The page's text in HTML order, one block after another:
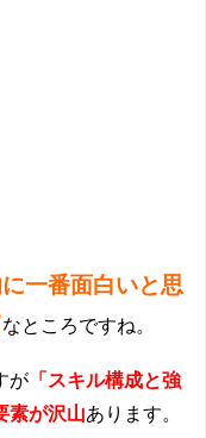
一番面白いと思
なところですね。
が 「スキル構成と強
素が沢山あります。